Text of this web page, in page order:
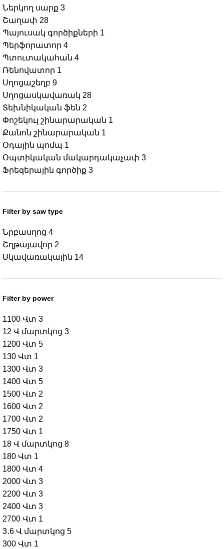
Ներկող սարք 3
Շաղափ 28
Պայուսակ գործիքների 1
Պերֆորատոր 4
Պտուտակահան 4
Ռենովատոր 1
Սղոցաշեղբ 9
Սղոցասկավառակ 28
Տեխնիկական ֆեն 2
Փոշեկուլ շինարարական 1
Քանոն շինարարական 1
Օդային պոմպ 1
Օպտիկական մակարդակաչափ 3
Ֆրեզերային գործիք 3
Filter by saw type
Նրբասղոց 4
Շղթայավոր 2
Սկավառակային 14
Filter by power
1100 Վտ 3
12 Վ մարտկոց 3
1200 Վտ 5
130 Վտ 1
1300 Վտ 3
1400 Վտ 5
1500 Վտ 2
1600 Վտ 2
1700 Վտ 2
1750 Վտ 1
18 Վ մարտկոց 8
180 Վտ 1
1800 Վտ 4
2000 Վտ 3
2200 Վտ 3
2400 Վտ 3
2700 Վտ 1
3․6 Վ մարտկոց 5
300 Վտ 1